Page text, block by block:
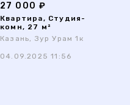
27 000 ₽
Квартира, Студия-
комн, 27 м²
Казань, Зур Урам 1к
04.09.2025 11:56